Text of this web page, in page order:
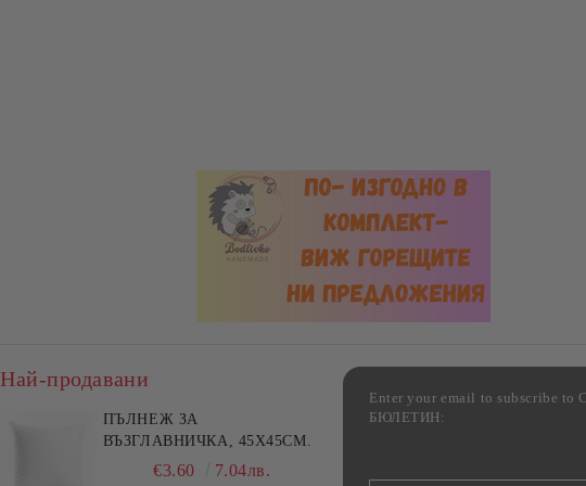
Калъфка за възглавница ,
едноцветна, 100% памук,
различни цветове по избор
€4.00 7.82лв.
Комплект за алкохолни
Най-продавани
ПЪЛНЕЖ ЗА
ВЪЗГЛАВНИЧКА, 45X45СМ.
€3.60 7.04лв.
Enter your email to subscribe
БЮЛЕТИН: